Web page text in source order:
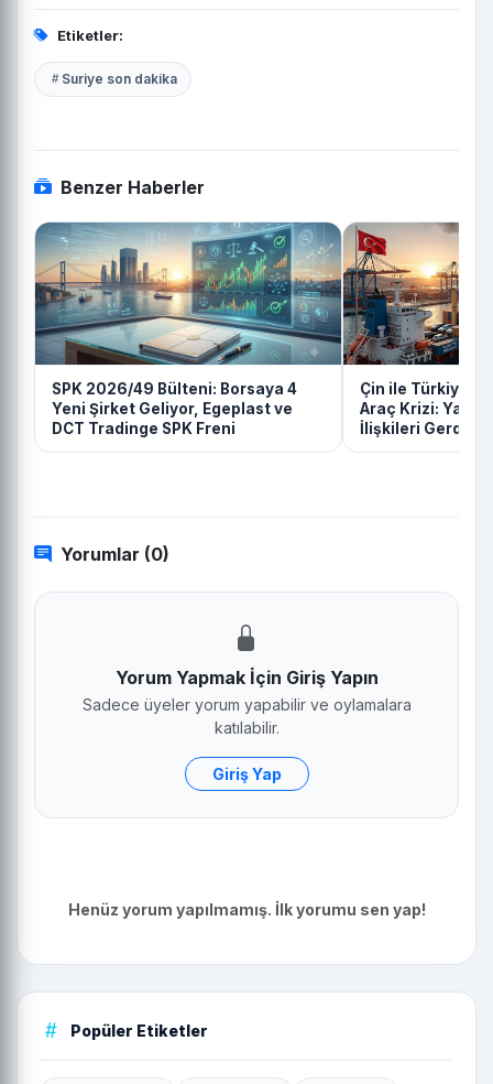
Etiketler:
Suriye son dakika
Benzer Haberler
SPK 2026/49 Bülteni: Borsaya 4
Yeni Şirket Geliyor, Egeplast ve
DCT Tradinge SPK Freni
Çin ile Türkiye
Araç Krizi:
İlişkileri Gerdi
Yorumlar (0)
Yorum Yapmak İçin Giriş Yapın
Sadece üyeler yorum yapabilir ve oylamalara
katılabilir.
Giriş Yap
Henüz yorum yapılmamış. İlk yorumu sen yap!
Popüler Etiketler